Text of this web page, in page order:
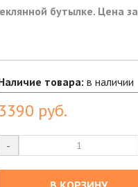
бутылке. Цена за
товара: в наличии
3390 руб.
-